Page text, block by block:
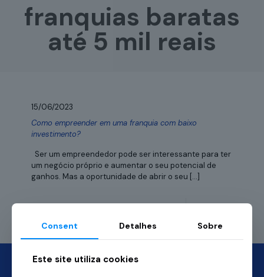
franquias baratas
até 5 mil reais
15/06/2023
Como empreender em uma franquia com baixo
investimento?
Ser um empreendedor pode ser interessante para ter
um negócio próprio e aumentar o seu potencial de
ganhos. Mas a oportunidade de abrir o seu […]
Leia mais
Consent Detalhes Sobre
Este site utiliza cookies